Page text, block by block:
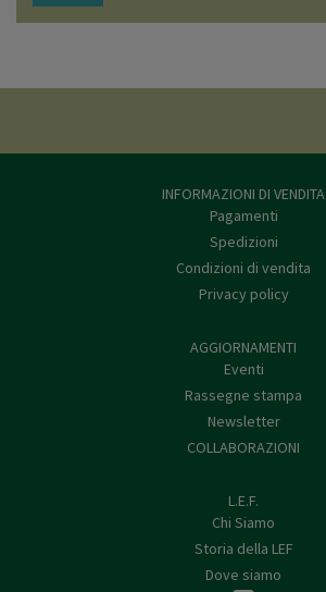
INFORMAZIONI DI VENDITA
Pagamenti
Spedizioni
Condizioni di vendita
Privacy policy
AGGIORNAMENTI
Eventi
Rassegne stampa
Newsletter
COLLABORAZIONI
L.E.F.
Chi Siamo
Storia della LEF
Dove siamo